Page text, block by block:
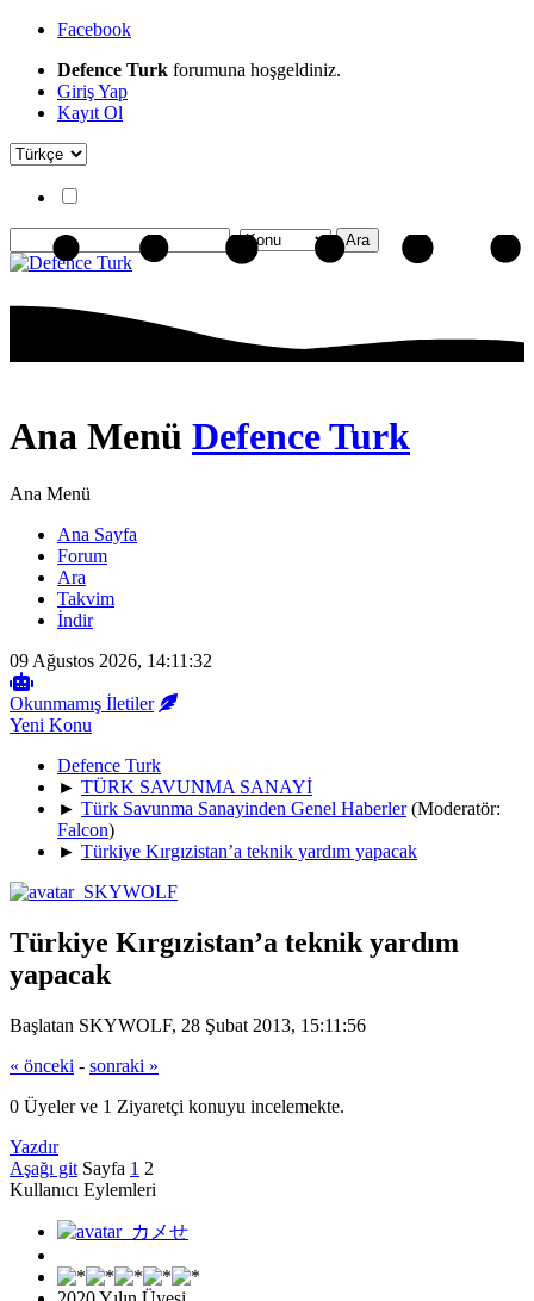
Facebook
Defence Turk forumuna hoşgeldiniz.
Giriş Yap
Kayıt Ol
Ana Menü Defence Turk
Ana Menü
Ana Sayfa
Forum
Ara
Takvim
İndir
09 Ağustos 2026, 14:11:32
Okunmamış İletiler
Yeni Konu
Defence Turk
► TÜRK SAVUNMA SANAYİ
► Türk Savunma Sanayinden Genel Haberler (Moderatör:
Falcon)
► Türkiye Kırgızistan’a teknik yardım yapacak
Türkiye Kırgızistan’a teknik yardım
yapacak
Başlatan SKYWOLF, 28 Şubat 2013, 15:11:56
« önceki - sonraki »
0 Üyeler ve 1 Ziyaretçi konuyu incelemekte.
Yazdır
Aşağı git Sayfa 1 2
Kullanıcı Eylemleri